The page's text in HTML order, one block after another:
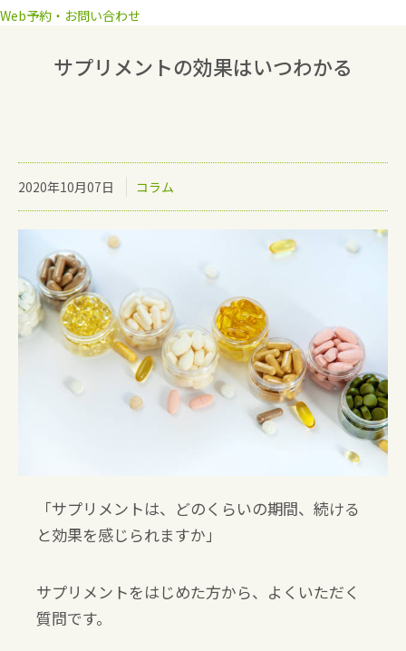
Web予約・お問い合わせ
サプリメントの効果はいつわかる
2020年10月07日 コラム
「サプリメントは、どのくらいの期間、続ける
と効果を感じられますか」
サプリメントをはじめた方から、よくいただく
質問です。